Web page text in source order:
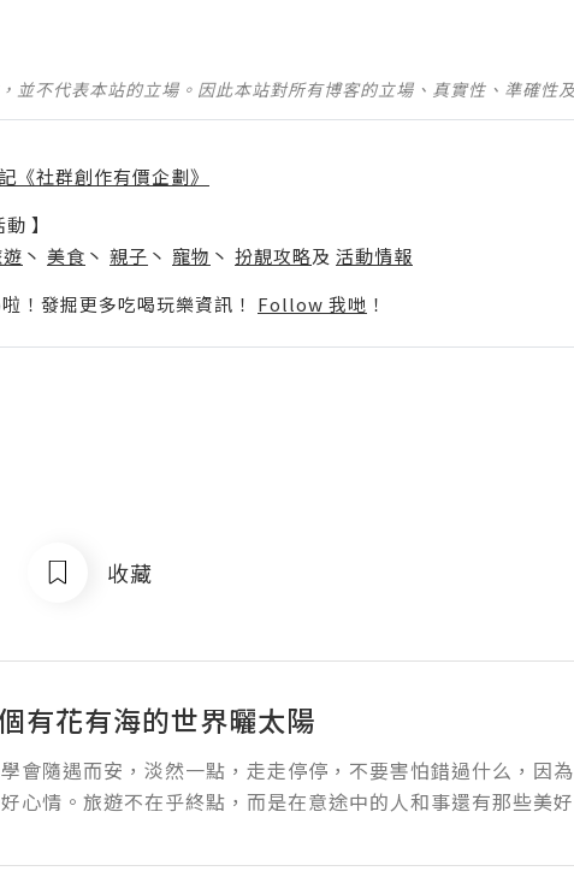
並不代表本站的立場。因此本站對所有博客的立場、真實性、準確性
《社群創作有價企劃》
】
丶 美食 丶 親子 丶 寵物 丶 扮靚攻略及 活動情報
！發掘更多吃喝玩樂資訊！ Follow 我哋 ！
收藏
有花有海的世界曬太陽
會隨遇而安，淡然一點，走走停停，不要害怕錯過什么，因
心情。旅遊不在乎終點，而是在意途中的人和事還有那些美